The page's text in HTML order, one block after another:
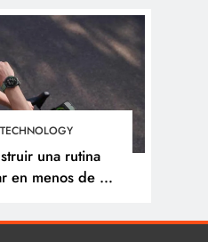
de
TECHNOLOGY
una rutina
en menos de 30
a tu día